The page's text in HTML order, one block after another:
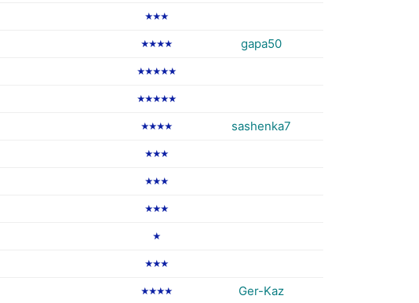
★★★
★★★★ gapa50
★★★★★
★★★★★
★★★★ sashenka7
★★★
★★★
★★★
★
★★★
★★★★ Ger-Kaz